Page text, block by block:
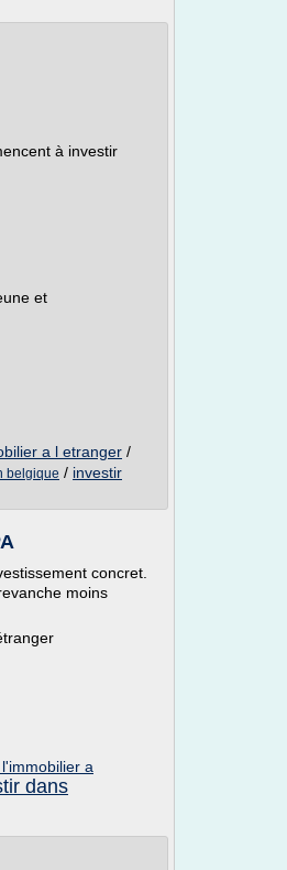
à investir
et
a l etranger /
belgique / investir
concret.
moins
a
dans